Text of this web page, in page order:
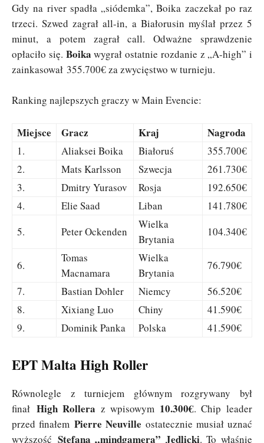
Gdy na river spadła „siódemka”, Boika zaczekał po raz
trzeci. Szwed zagrał all-in, a Białorusin myślał przez 5
minut, a potem zagrał call. Odważne sprawdzenie
opłaciło się. Boikawygrał ostatnie rozdanie z „A-high” i
zainkasował 355.700€ za zwycięstwo w turnieju.
Ranking najlepszych graczy w Main Evencie:
Miejsce Gracz Kraj Nagroda
1. Aliaksei Boika Białoruś
355.700€
2.
Mats Karlsson Szwecja
261.730€
3.
Dmitry Yurasov Rosja
192.650€
4.
Elie Saad Liban
141.780€
5.
Peter Ockenden
Wielka
Brytania
104.340€
6.
Tomas
Macnamara
Wielka
Brytania
76.790€
7.
Bastian Dohler Niemcy
56.520€
8.
Xixiang Luo Chiny
41.590€
9.
Dominik Panka Polska 41.590€
EPT Malta High Roller
Równolegle z turniejem głównym rozgrywany był
finał High Rollera z wpisowym 10.300€. Chip leader
przed finałem Pierre Neuville ostatecznie musiał uznać
wyższość Stefana „mindgamera” Jedlicki. To właśnie